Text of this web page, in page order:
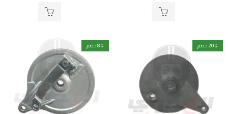
20% خصم 8% خصم